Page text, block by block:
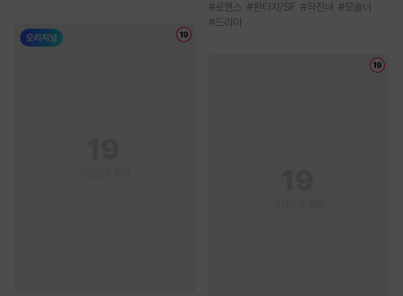
#로맨스 #판타지/SF #직진녀 #모솔녀
#드라마